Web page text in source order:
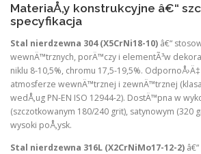
MateriaÅ‚y konstrukcyjne â€“
specyfikacja
Stal nierdzewna 304 (X5CrNi18-10) â€“
wewnÄ™trznych, porÄ™czy i elementÃ³w
niklu 8-10,5%, chromu 17,5-19,5%.
atmosferze wewnÄ™trznej i zewnÄ™trznej
wedÅ‚ug PN-EN ISO 12944-2). DostÄ™pna w
(szczotkowanym 180/240 grit), satynowym (320
wysoki poÅ‚ysk.
Stal nierdzewna 316L (X2CrNiMo17-12-2)